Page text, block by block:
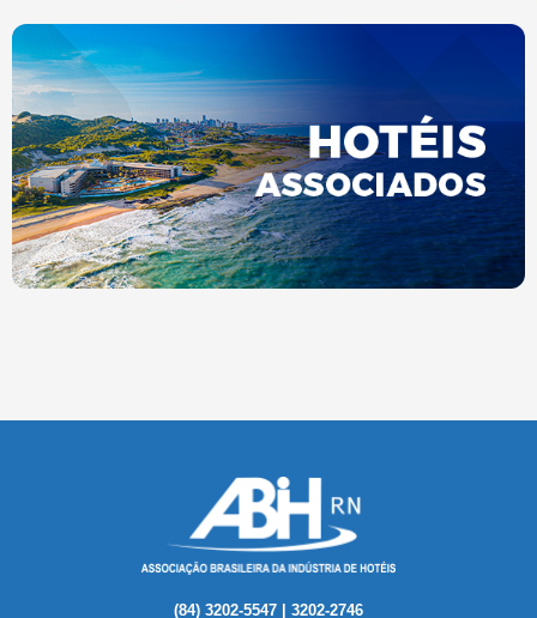
(84) 3202-5547 | 3202-2746